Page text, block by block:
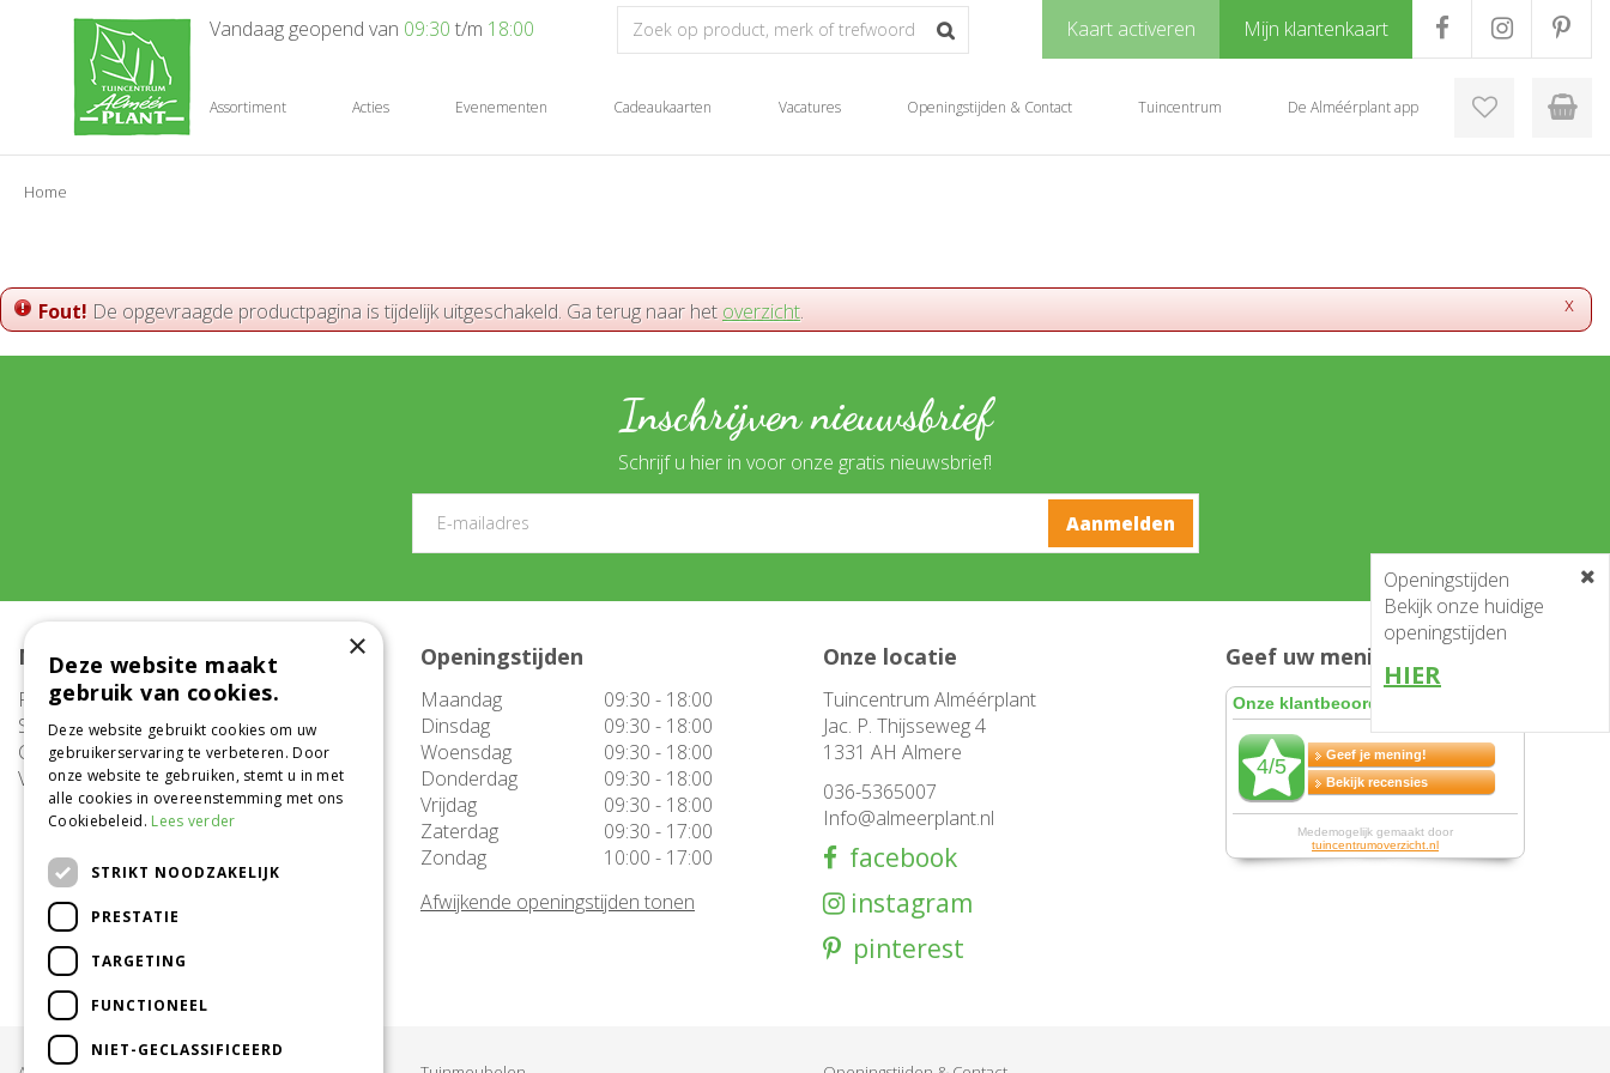
Home
Kaart activeren Mijn klantenkaart
Vandaag geopend van 09:30 t/m 18:00
Assortiment Acties Evenementen Cadeaukaarten Vacatures Openingstijden & Contact Tuincentrum De Alméérplant app
x
Fout! De opgevraagde productpagina is tijdelijk uitgeschakeld. Ga terug naar het overzicht.
Inschrijven nieuwsbrief
Schrijf u hier in voor onze gratis nieuwsbrief!
Meer informatie
FAQ
Service
Contact
Vacatures
Openingstijden
Maandag
09:30 - 18:00
Dinsdag
09:30 - 18:00
Woensdag
09:30 - 18:00
Donderdag
09:30 - 18:00
Vrijdag
09:30 - 18:00
Zaterdag
09:30 - 17:00
Zondag
10:00 - 17:00
Afwijkende openingstijden tonen
Onze locatie
Tuincentrum Alméérplant
Jac. P. Thijsseweg 4
1331 AH Almere
036-5365007
Info@almeerplant.nl
facebook
instagram
pinterest
Geef uw mening en win!
Openingstijden
Bekijk onze huidige
openingstijden
HIER
×
Deze website maakt
gebruik van cookies.
Deze website gebruikt cookies om uw
gebruikerservaring te verbeteren. Door
onze website te gebruiken, stemt u in met
alle cookies in overeenstemming met ons
Cookiebeleid. Lees verder
STRIKT NOODZAKELIJK
PRESTATIE
TARGETING
FUNCTIONEEL
NIET-GECLASSIFICEERD